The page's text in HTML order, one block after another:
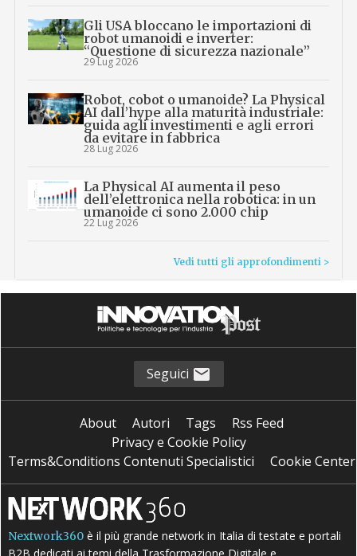
Gli USA bloccano le importazioni di
robot umanoidi e inverter:
“Questione di sicurezza nazionale”
29 Lug 2026
Robot, cobot o umanoide? La Physical
AI dall’hype alla maturità industriale:
guida agli investimenti e agli errori
da evitare in fabbrica
28 Lug 2026
La Physical AI aumenta il peso
dell’elettronica nella robotica: in un
umanoide ci sono 2.000 chip
22 Lug 2026
Vedi tutti gli approfondimenti >
Seguici
About Autori Tags
Rss Feed
Privacy e Cookie Policy
Terms&Conditions Contenuti Specialistici
Cookie Center
Nextwork360 è il più grande network in Italia di testate e portali